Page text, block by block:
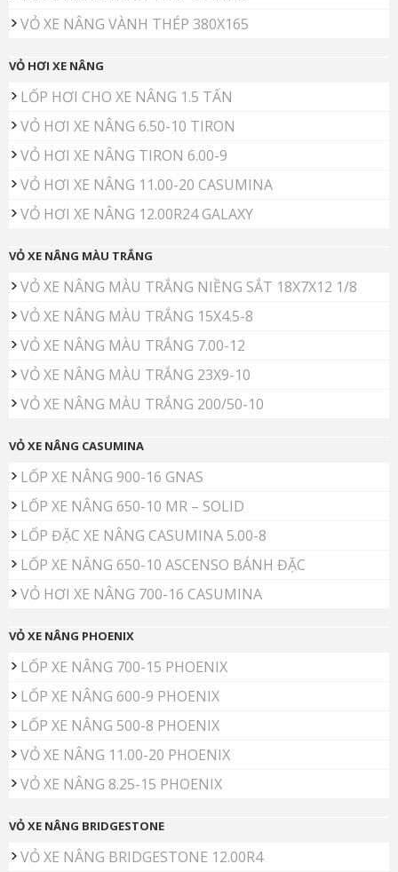
VỎ XE NÂNG VÀNH THÉP 380X165
VỎ HƠI XE NÂNG
LỐP HƠI CHO XE NÂNG 1.5 TẤN
VỎ HƠI XE NÂNG 6.50-10 TIRON
VỎ HƠI XE NÂNG TIRON 6.00-9
VỎ HƠI XE NÂNG 11.00-20 CASUMINA
VỎ HƠI XE NÂNG 12.00R24 GALAXY
VỎ XE NÂNG MÀU TRẮNG
VỎ XE NÂNG MÀU TRẮNG NIỀNG SẮT 18X7X12 1/8
VỎ XE NÂNG MÀU TRẮNG 15X4.5-8
VỎ XE NÂNG MÀU TRẮNG 7.00-12
VỎ XE NÂNG MÀU TRẮNG 23X9-10
VỎ XE NÂNG MÀU TRẮNG 200/50-10
VỎ XE NÂNG CASUMINA
LỐP XE NÂNG 900-16 GNAS
LỐP XE NÂNG 650-10 MR – SOLID
LỐP ĐẶC XE NÂNG CASUMINA 5.00-8
LỐP XE NÂNG 650-10 ASCENSO BÁNH ĐẶC
VỎ HƠI XE NÂNG 700-16 CASUMINA
VỎ XE NÂNG PHOENIX
LỐP XE NÂNG 700-15 PHOENIX
LỐP XE NÂNG 600-9 PHOENIX
LỐP XE NÂNG 500-8 PHOENIX
VỎ XE NÂNG 11.00-20 PHOENIX
VỎ XE NÂNG 8.25-15 PHOENIX
VỎ XE NÂNG BRIDGESTONE
VỎ XE NÂNG BRIDGESTONE 12.00R4